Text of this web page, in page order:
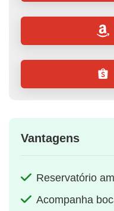
Vantagens
Reservatório
Acompanha